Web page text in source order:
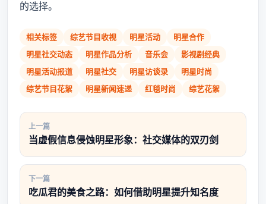
的选择。
相关标签 综艺节目收视 明星活动
明星合作
明星社交动态
明星作品分析 音乐会
影视剧经典
明星活动报道
明星社交 明星访谈录
明星时尚
综艺节目花絮
明星新闻速递 红毯时尚 综艺花絮
上一篇
当虚假信息侵蚀明星形象：社交媒体的双刃剑
下一篇
吃瓜君的美食之路：如何借助明星提升知名度